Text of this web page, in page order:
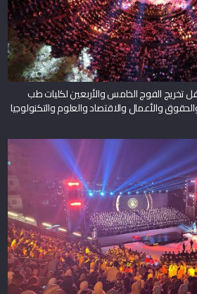
تخريج الفوج الخامس والأربعين لكليات طب
والأعمال والاقتصاد والعلوم والتكنولوجيا